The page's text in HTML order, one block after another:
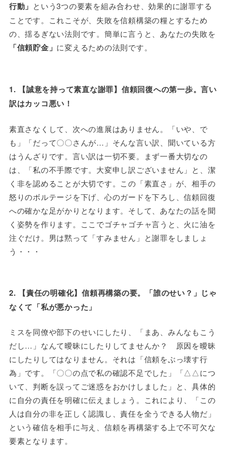
行動」 という3つの要素を組み合わせ、効果的に謝罪する
ことです。これこそが、失敗を信頼構築の糧とするため
の、揺るぎない法則です。簡単に言うと、あなたの失敗を
「信頼貯金」 に変えるための法則です。
1. 【誠意を持って素直な謝罪】信頼回復への第一歩。言い
訳はカッコ悪い！
素直さなくして、次への進展はありません。「いや、で
も」「だって〇〇さんが…」そんな言い訳、聞いている方
はうんざりです。言い訳は一切不要。まず一番大切なの
は、「私の不手際です。大変申し訳ございません」と、潔
く非を認めることが大切です。この「素直さ」が、相手の
怒りのボルテージを下げ、心のガードを下ろし、信頼回復
への確かな足がかりとなります。そして、あなたの話を聞
く姿勢を作ります。ここでゴチャゴチャ言うと、火に油を
注ぐだけ。男は黙って「すみません」と謝罪をしましょ
う・・・
2. 【責任の明確化】信頼再構築の要。「誰のせい？」じゃ
なくて「私が悪かった」
ミスを同僚や部下のせいにしたり、「まあ、みんなもこう
だし…」なんて曖昧にしたりしてませんか？ 原因を曖昧
にしたりしてはなりません。それは「信頼をぶっ壊す行
為」です。「〇〇の点で私の確認不足でした」「△△につ
いて、判断を誤ってご迷惑をおかけしました」と、具体的
に自分の責任を明確に伝えましょう。これにより、「この
人は自分の非を正しく認識し、責任を全うできる人物だ」
という確信を相手に与え、信頼を再構築する上で不可欠な
要素となります。